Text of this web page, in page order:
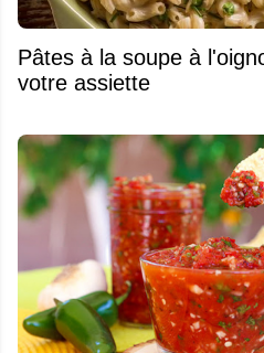
Pâtes à la soupe à
votre assiette